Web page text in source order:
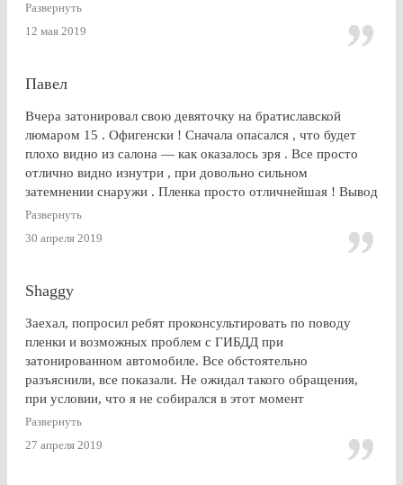
Развернуть
12 мая 2019
Павел
Вчера затонировал свою девяточку на братиславской
люмаром 15 . Офигенски ! Сначала опасался , что будет
плохо видно из салона — как оказалось зря . Все просто
отлично видно изнутри , при довольно сильном
затемнении снаружи . Пленка просто отличнейшая ! Вывод
: Очень доволен . Буду советовать эту контору друзьям и
Развернуть
30 апреля 2019
Shaggy
Заехал, попросил ребят проконсультировать по поводу
пленки и возможных проблем с ГИБДД при
затонированном автомобиле. Все обстоятельно
разъяснили, все показали. Не ожидал такого обращения,
при условии, что я не собирался в этот момент
тонироваться. для сравнения заехал на Оставшковское
дешевле. в очередной раз убедился (хорошо, что не на
Развернуть
27 апреля 2019